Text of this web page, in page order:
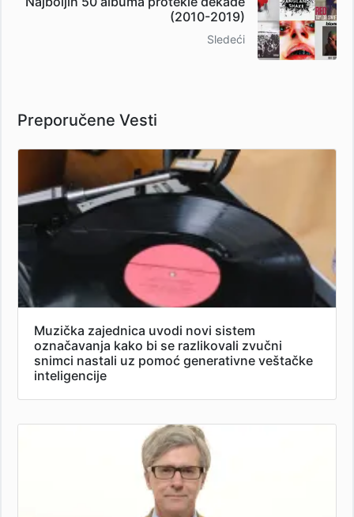
(2010-2019)
Sledeći
Preporučene Vesti
Muzička zajednica uvodi novi sistem
označavanja kako bi se razlikovali zvučni
snimci nastali uz pomoć generativne veštačke
inteligencije